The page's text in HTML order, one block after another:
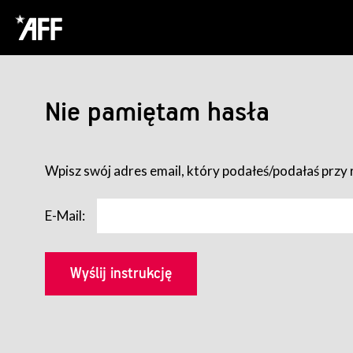
Nie pamiętam hasła
Wpisz swój adres email, który podałeś/podałaś
E-Mail: